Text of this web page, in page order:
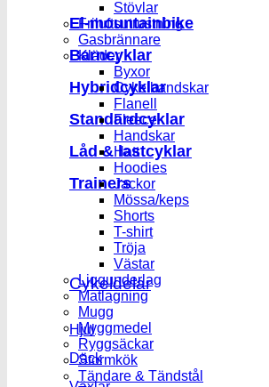
El-mountainbike
Barncyklar
Hybridcyklar
Standardcyklar
Låd & lastcyklar
Trainers
Cykeldelar
Hjul
Däck
Stövlar
Friluftsutrustning
Gasbrännare
Kläder
Byxor
Cykelhandskar
Flanell
Fleece
Handskar
Hatt
Hoodies
Jackor
Mössa/keps
Shorts
T-shirt
Tröja
Västar
Liggunderlag
Matlagning
Mugg
Myggmedel
Ryggsäckar
Stormkök
Tändare & Tändstål